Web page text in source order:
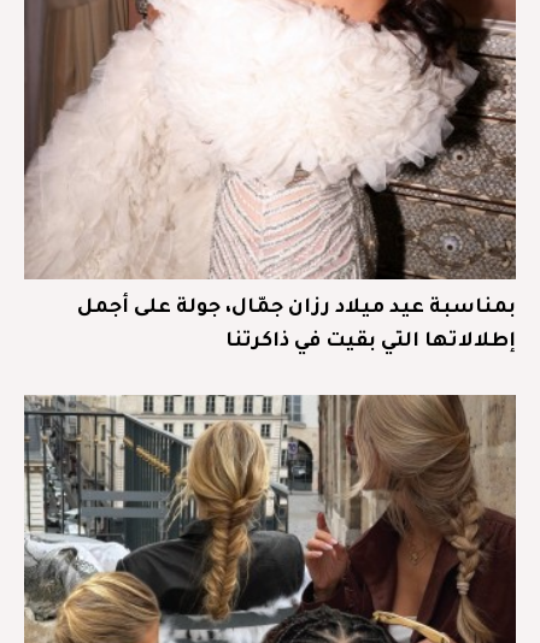
بمناسبة عيد ميلاد رزان جمّال، جولة على أجمل
إطلالاتها التي بقيت في ذاكرتنا